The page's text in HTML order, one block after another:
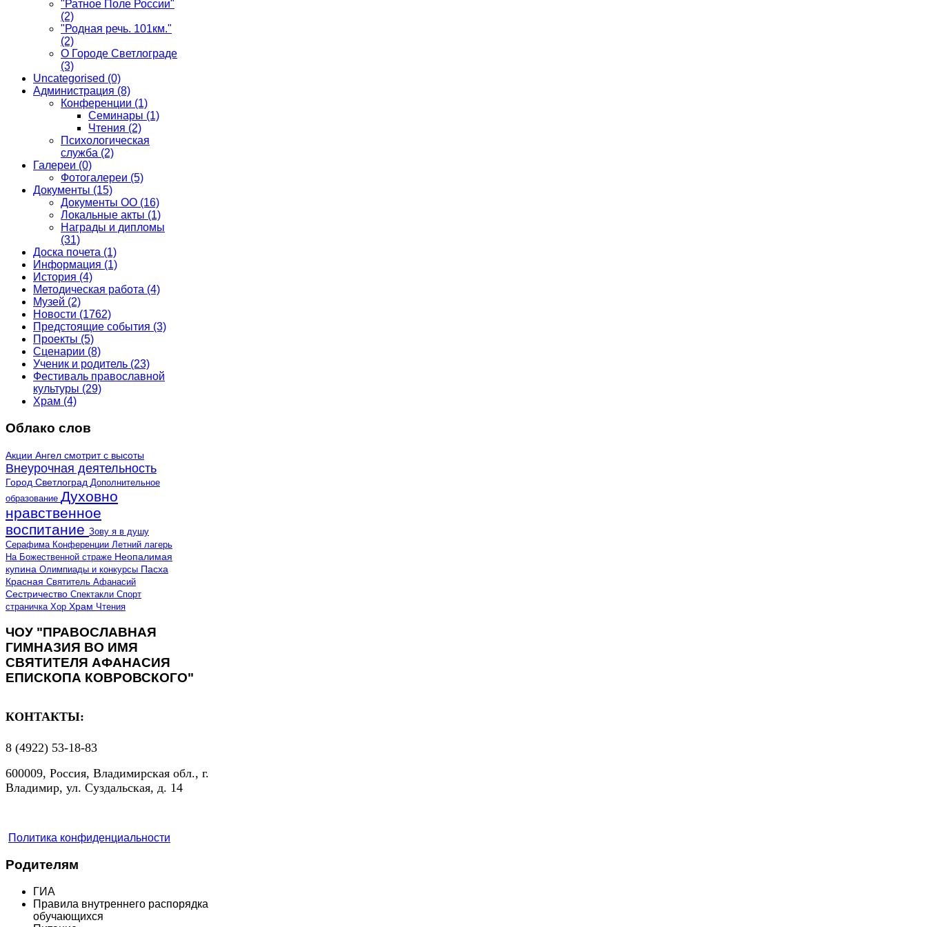
"Ратное Поле России"
(2)
"Родная речь. 101км."
(2)
О Городе Светлограде
(3)
Uncategorised (0)
Администрация (8)
Конференции (1)
Семинары (1)
Чтения (2)
Психологическая
служба (2)
Галереи (0)
Фотогалереи (5)
Документы (15)
Документы ОО (16)
Локальные акты (1)
Награды и дипломы
(31)
Доска почета (1)
Информация (1)
История (4)
Методическая работа (4)
Музей (2)
Новости (1762)
Предстоящие события (3)
Проекты (5)
Сценарии (8)
Ученик и родитель (23)
Фестиваль православной
культуры (29)
Храм (4)
Облако слов
Акции Ангел смотрит с высоты
Внеурочная деятельность
Город Светлоград Дополнительное
образование Духовно
нравственное
воспитание Зову я в душу
Серафима Конференции Летний лагерь
На Божественной страже Неопалимая
купина Олимпиады и конкурсы Пасха
Красная Святитель Афанасий
Сестричество Спектакли Спорт
страничка Хор Храм Чтения
ЧОУ "ПРАВОСЛАВНАЯ
ГИМНАЗИЯ ВО ИМЯ
СВЯТИТЕЛЯ АФАНАСИЯ
ЕПИСКОПА КОВРОВСКОГО"
КОНТАКТЫ:
8 (4922) 53-18-83
600009, Россия, Владимирская обл., г.
Владимир, ул. Суздальская, д. 14
Политика конфиденциальности
Родителям
ГИА
Правила внутреннего распорядка
обучающихся